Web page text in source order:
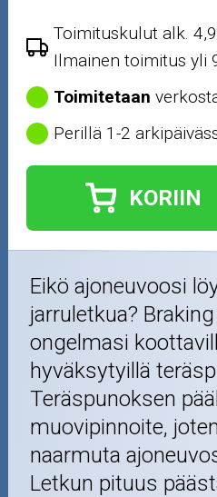
Toimituskulut alk.
Ilmainen toimitus yli
Toimitetaan
Perillä 1-2
KORIIN
Eikö ajoneuvoosi
jarruletkua?
ongelmasi
hyväksytyillä
Teräspunoksen
muovipinnoite,
naarmuta
Letkun pituus